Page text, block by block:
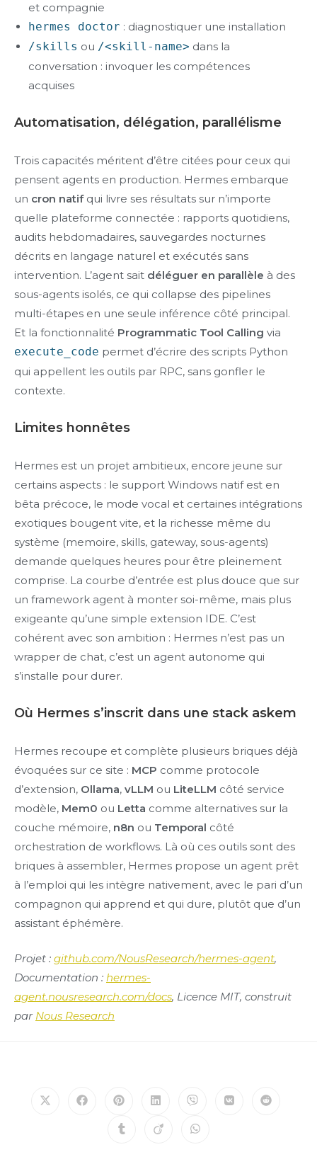
et compagnie
hermes doctor : diagnostiquer une installation
/skills ou /<skill-name> dans la
conversation : invoquer les compétences
acquises
Automatisation, délégation, parallélisme
Trois capacités méritent d’être citées pour ceux qui
pensent agents en production. Hermes embarque
un cron natifqui livre ses résultats sur n’importe
quelle plateforme connectée : rapports quotidiens,
audits hebdomadaires, sauvegardes nocturnes
décrits en langage naturel et exécutés sans
intervention. L’agent sait déléguer en parallèle à des
sous-agents isolés, ce qui collapse des pipelines
multi-étapes en une seule inférence côté principal.
Et la fonctionnalité Programmatic Tool Calling via
execute_code permet d’écrire des scripts Python
qui appellent les outils par RPC, sans gonfler le
contexte.
Limites honnêtes
Hermes est un projet ambitieux, encore jeune sur
certains aspects : le support Windows natif est en
bêta précoce, le mode vocal et certaines intégrations
exotiques bougent vite, et la richesse même du
système (memoire, skills, gateway, sous-agents)
demande quelques heures pour être pleinement
comprise. La courbe d’entrée est plus douce que sur
un framework agent à monter soi-même, mais plus
exigeante qu’une simple extension IDE. C’est
cohérent avec son ambition : Hermes n’est pas un
wrapper de chat, c’est un agent autonome qui
s’installe pour durer.
Où Hermes s’inscrit dans une stack askem
Hermes recoupe et complète plusieurs briques déjà
évoquées sur ce site : MCP comme protocole
d’extension, Ollama, vLLM ou LiteLLM côté service
modèle, Mem0 ou Letta comme alternatives sur la
couche mémoire, n8n ou Temporal côté
orchestration de workflows. Là où ces outils sont des
briques à assembler, Hermes propose un agent prêt
à l’emploi qui les intègre nativement, avec le pari d’un
compagnon qui apprend et qui dure, plutôt que d’un
assistant éphémère.
Projet : github.com/NousResearch/hermes-agent,
Documentation : hermes-
agent.nousresearch.com/docs, Licence MIT, construit
par Nous Research
Opens Opens Opens
a
new
Opens
a
new
Opens
a
new
Opens Opens
Opens Opens Opens